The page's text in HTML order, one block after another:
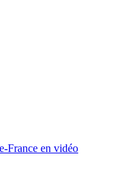
France en vidéo